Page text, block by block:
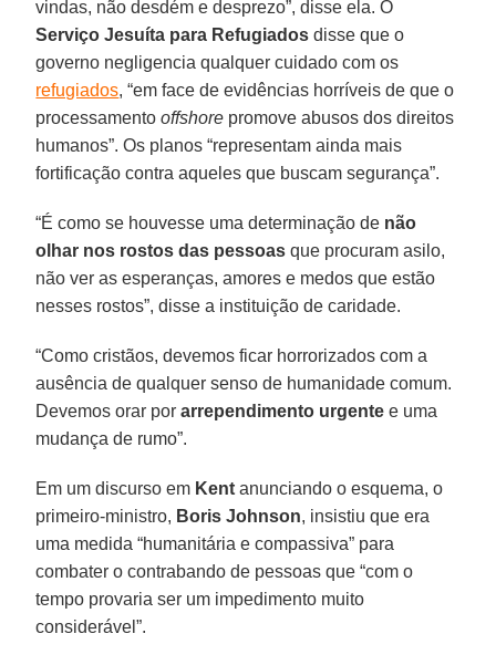
vindas, não desdém e desprezo”, disse ela. O
Serviço Jesuíta para Refugiados disse que o
governo negligencia qualquer cuidado com os
refugiados, “em face de evidências horríveis de que o
processamentooffshore promove abusos dos direitos
humanos”. Os planos “representam ainda mais
fortificação contra aqueles que buscam segurança”.
“É como se houvesse uma determinação de não
olhar nos rostos das pessoas que procuram asilo,
não ver as esperanças, amores e medos que estão
nesses rostos”, disse a instituição de caridade.
“Como cristãos, devemos ficar horrorizados com a
ausência de qualquer senso de humanidade comum.
Devemos orar porarrependimento urgente e uma
mudança de rumo”.
Em um discurso em Kent anunciando o esquema, o
primeiro-ministro, Boris Johnson, insistiu que era
uma medida “humanitária e compassiva” para
combater o contrabando de pessoas que “com o
tempo provaria ser um impedimento muito
considerável”.